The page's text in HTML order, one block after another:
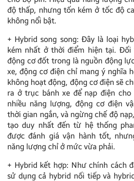
độ thấp, nhưng tốn kém ở tốc độ
không nổi bật.
+ Hybrid song song: Đây là loại
kém nhất ở thời điểm hiện tại. Đối
động cơ đốt trong là nguồn động
xe, động cơ điện chỉ mang ý nghĩa
không hoạt động, động cơ điện sẽ
ra ở trục bánh xe để nạp điện
nhiều năng lượng, động cơ điện
thời gian ngắn, và ngừng chế độ
tạo duy nhất đến từ hệ thống
được đánh giá vận hành tốt,
năng lượng chỉ ở mức vừa phải.
+ Hybrid kết hợp: Như chính cách
sử dụng cả hybrid nối tiếp và